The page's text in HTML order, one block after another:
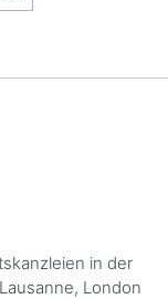
in der
London